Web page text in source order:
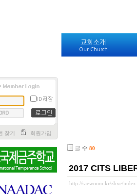
교회소개
Our Church
찾기 회원가입
글 수 80
2017 CITS
http://saewoom.kr/zbxe/